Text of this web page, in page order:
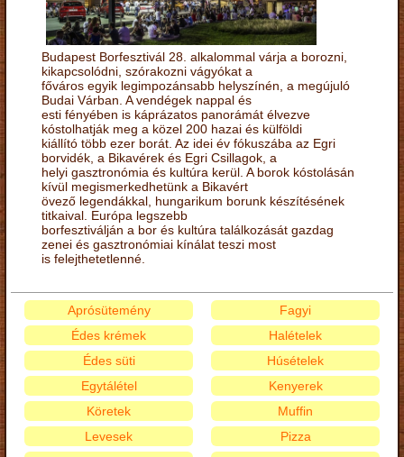
Budapest Borfesztivál 28. alkalommal várja a borozni,
kikapcsolódni, szórakozni vágyókat a
főváros egyik legimpozánsabb helyszínén, a megújuló
Budai Várban. A vendégek nappal és
esti fényében is káprázatos panorámát élvezve
kóstolhatják meg a közel 200 hazai és külföldi
kiállító több ezer borát. Az idei év fókuszába az Egri
borvidék, a Bikavérek és Egri Csillagok, a
helyi gasztronómia és kultúra kerül. A borok kóstolásán
kívül megismerkedhetünk a Bikavért
övező legendákkal, hungarikum borunk készítésének
titkaival. Európa legszebb
borfesztiválján a bor és kultúra találkozását gazdag
zenei és gasztronómiai kínálat teszi most
is felejthetetlenné.
Aprósütemény
Édes krémek
Édes süti
Egytálétel
Fagyi
Halételek
Húsételek
Kenyerek
Köretek
Levesek
Muffin
Pizza